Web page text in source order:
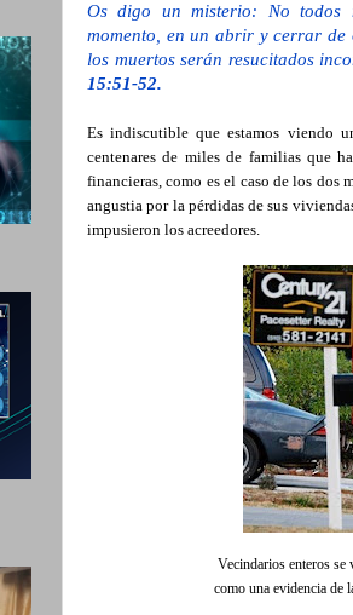
Os digo un misterio: No todos
momento, en un abrir y cerrar
los muertos serán resucitados
15:51-52.
Es indiscutible que estamos viendo
centenares de miles de familias que
financieras, como es el caso de los dos
angustia por la pérdidas de sus
impusieron los acreedores.
Vecindarios enteros se
como una evidencia de